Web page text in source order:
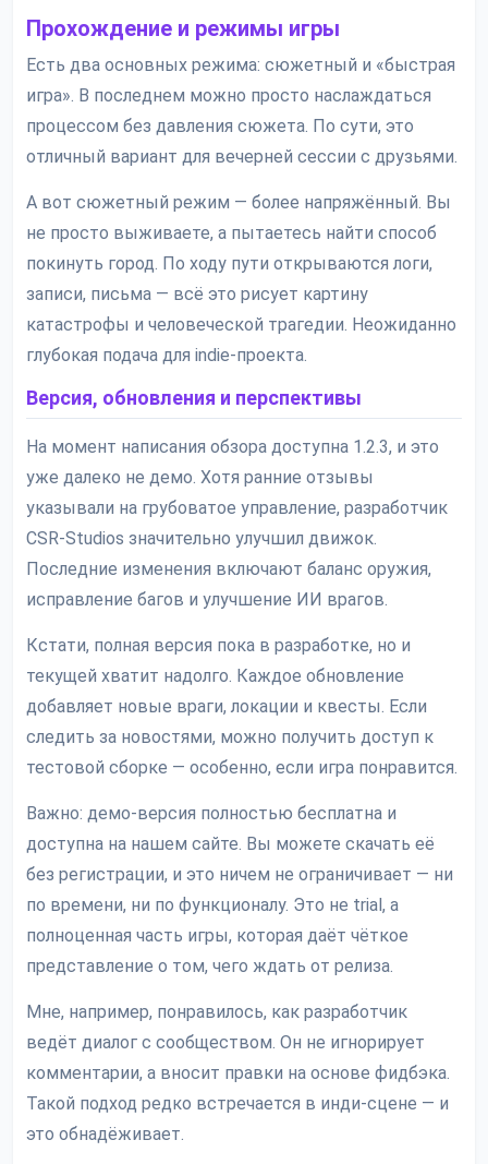
Прохождение и режимы игры
Есть два основных режима: сюжетный и «быстрая
игра». В последнем можно просто наслаждаться
процессом без давления сюжета. По сути, это
отличный вариант для вечерней сессии с друзьями.
А вот сюжетный режим — более напряжённый. Вы
не просто выживаете, а пытаетесь найти способ
покинуть город. По ходу пути открываются логи,
записи, письма — всё это рисует картину
катастрофы и человеческой трагедии. Неожиданно
глубокая подача для indie-проекта.
Версия, обновления и перспективы
На момент написания обзора доступна 1.2.3, и это
уже далеко не демо. Хотя ранние отзывы
указывали на грубоватое управление, разработчик
CSR-Studios значительно улучшил движок.
Последние изменения включают баланс оружия,
исправление багов и улучшение ИИ врагов.
Кстати, полная версия пока в разработке, но и
текущей хватит надолго. Каждое обновление
добавляет новые враги, локации и квесты. Если
следить за новостями, можно получить доступ к
тестовой сборке — особенно, если игра понравится.
Важно: демо-версия полностью бесплатна и
доступна на нашем сайте. Вы можете скачать её
без регистрации, и это ничем не ограничивает — ни
по времени, ни по функционалу. Это не trial, а
полноценная часть игры, которая даёт чёткое
представление о том, чего ждать от релиза.
Мне, например, понравилось, как разработчик
ведёт диалог с сообществом. Он не игнорирует
комментарии, а вносит правки на основе фидбэка.
Такой подход редко встречается в инди-сцене — и
это обнадёживает.